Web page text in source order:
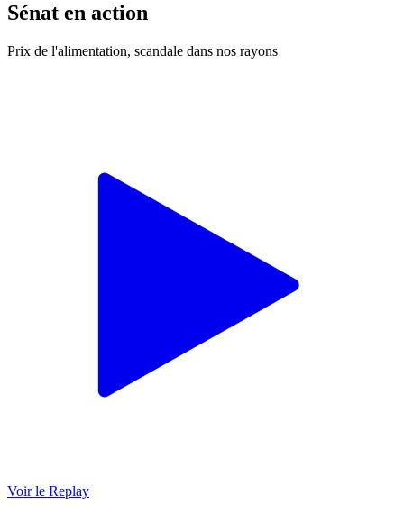
Sénat en action
Prix de l'alimentation, scandale dans nos rayons
Voir le Replay